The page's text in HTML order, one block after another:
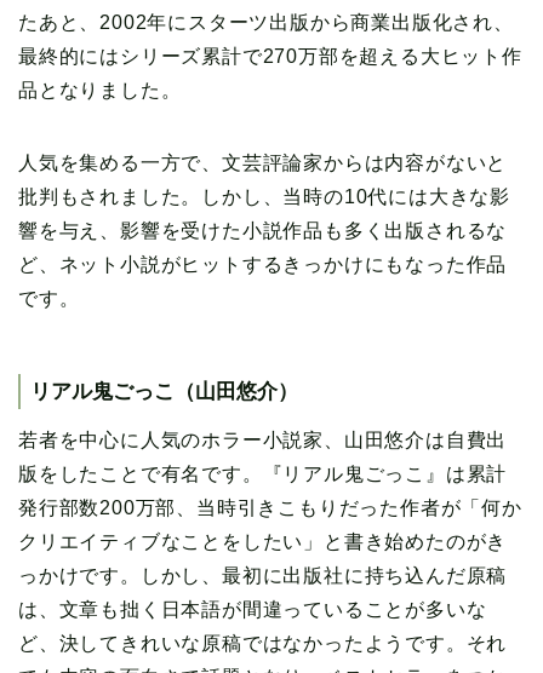
たあと、2002年にスターツ出版から商業出版化され、
最終的にはシリーズ累計で270万部を超える大ヒット作
品となりました。
人気を集める一方で、文芸評論家からは内容がないと
批判もされました。しかし、当時の10代には大きな影
響を与え、影響を受けた小説作品も多く出版されるな
ど、ネット小説がヒットするきっかけにもなった作品
です。
リアル鬼ごっこ（山田悠介）
若者を中心に人気のホラー小説家、山田悠介は自費出
版をしたことで有名です。『リアル鬼ごっこ』は累計
発行部数200万部、当時引きこもりだった作者が「何か
クリエイティブなことをしたい」と書き始めたのがき
っかけです。しかし、最初に出版社に持ち込んだ原稿
は、文章も拙く日本語が間違っていることが多いな
ど、決してきれいな原稿ではなかったようです。それ